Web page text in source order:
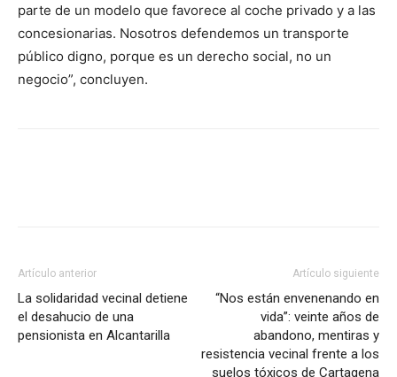
parte de un modelo que favorece al coche privado y a las
concesionarias. Nosotros defendemos un transporte
público digno, porque es un derecho social, no un
negocio”, concluyen.
Artículo anterior
La solidaridad vecinal detiene
el desahucio de una
pensionista en Alcantarilla
Artículo siguiente
“Nos están envenenando en
vida”: veinte años de
abandono, mentiras y
resistencia vecinal frente a los
suelos tóxicos de Cartagena